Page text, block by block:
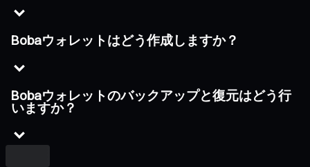
Bobaウォレットはどう作成しますか？
Bobaウォレットのバックアップと復元はどう行
いますか？